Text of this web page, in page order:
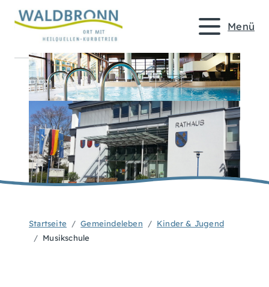
Menü
Startseite Gemeindeleben
Kinder & Jugend
Musikschule